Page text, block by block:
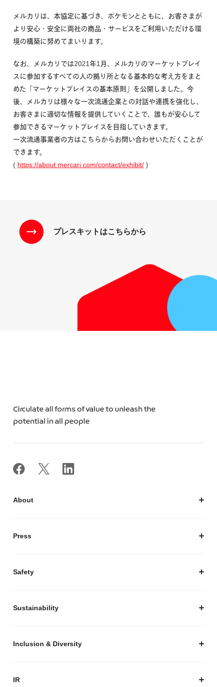
メルカリは、本協定に基づき、ポケモンとともに、お客さまが
より安心・安全に両社の商品・サービスをご利用いただける環
境の構築に努めてまいります。
なお、メルカリでは2021年1月、メルカリのマーケットプレイ
スに参加するすべての人の拠り所となる基本的な考え方をまと
めた「マーケットプレイスの基本原則」を公開しました。今
後、メルカリは様々な一次流通企業との対話や連携を強化し、
お客さまに適切な情報を提供していくことで、誰もが安心して
参加できるマーケットプレイスを目指していきます。
一次流通事業者の方はこちらからお問い合わせいただくことが
できます。
( https://about.mercari.com/contact/exhibit/ )
プレスキットはこちらから
Circulate all forms of value to unleash the
potential in all people
About
Press
Safety
Sustainability
Inclusion & Diversity
IR